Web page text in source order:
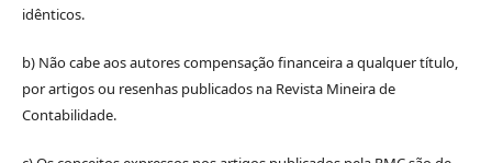
idênticos.
b) Não cabe aos autores compensação financeira a qualquer título,
por artigos ou resenhas publicados na Revista Mineira de
Contabilidade.